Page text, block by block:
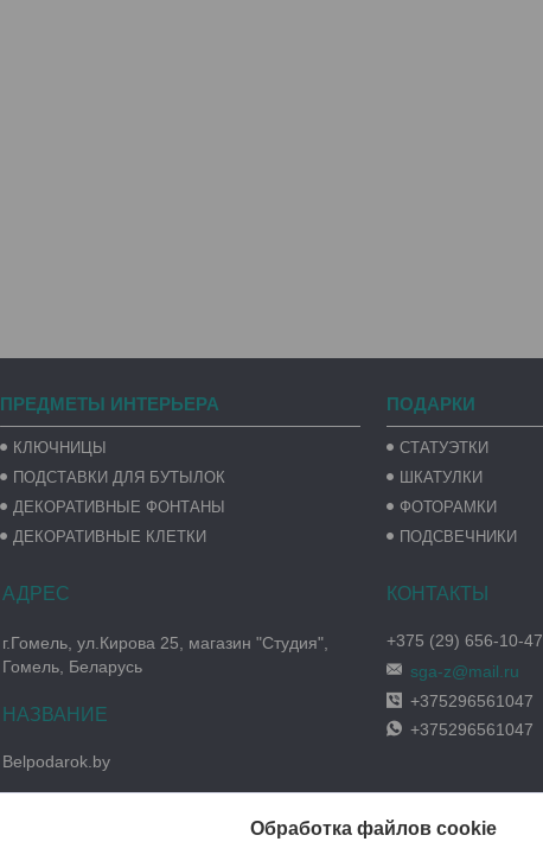
ПРЕДМЕТЫ ИНТЕРЬЕРА
КЛЮЧНИЦЫ
ПОДСТАВКИ ДЛЯ БУТЫЛОК
ДЕКОРАТИВНЫЕ ФОНТАНЫ
ДЕКОРАТИВНЫЕ КЛЕТКИ
ПОДАРКИ
СТАТУЭТКИ
ШКАТУЛКИ
ФОТОРАМКИ
ПОДСВЕЧНИКИ
г.Гомель, ул.Кирова 25, магазин "Студия",
Гомель, Беларусь
Belpodarok.by
+375 (29) 656-10-47
sga-z@mail.ru
+375296561047
+375296561047
Обработка файлов cookie